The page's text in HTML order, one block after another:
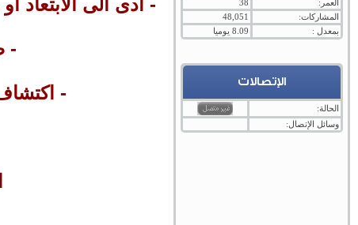
العمر:
38
المشاركات:
48,051
بمعدل :
8.09 يوميا
الإتصالات
الحالة:
وسائل الإتصال:
- ادى الى الابتعاد
-
-